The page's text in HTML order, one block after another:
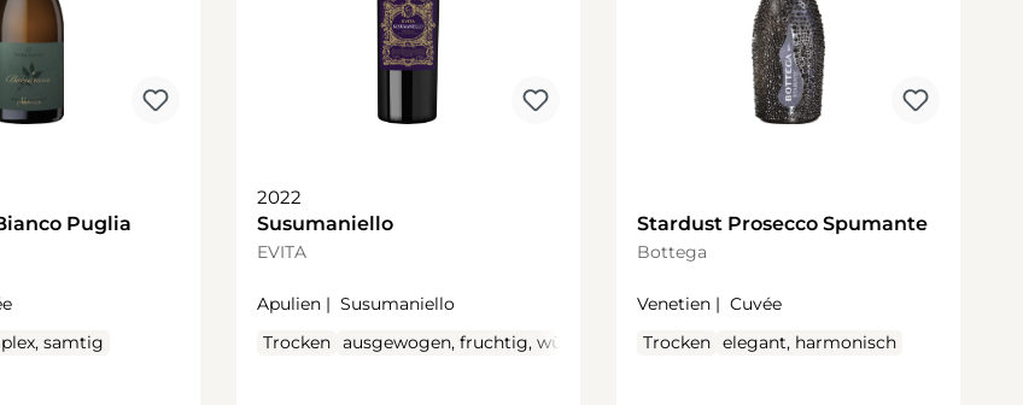
Puglia
samtig
2022
Susumaniello
EVITA
Apulien | Susumaniello
Trocken ausgewogen, fruchtig, würzig
Stardust Prosecco Spumante
Bottega
Venetien | Cuvée
Trocken elegant, harmonisch